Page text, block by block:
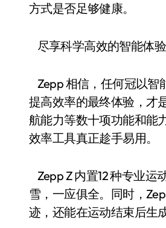
方式是否足够健康。
尽享科学高效的智能体验
Zepp 相信，任何冠以智
提高效率的最终体验，才
航能力等数十项功能和能
效率工具真正趁手易用。
Zepp Z 内置12 种专业
雪，一应俱全。同时，
迹，还能在运动结束后生